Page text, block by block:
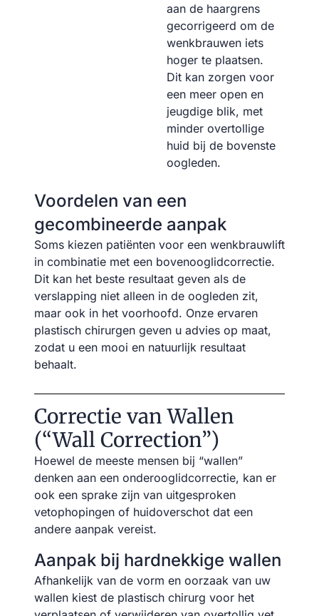
aan de haargrens
gecorrigeerd om de
wenkbrauwen iets
hoger te plaatsen.
Dit kan zorgen voor
een meer open en
jeugdige blik, met
minder overtollige
huid bij de bovenste
oogleden.
Voordelen van een
gecombineerde aanpak
Soms kiezen patiënten voor een wenkbrauwlift
in combinatie met een bovenooglidcorrectie.
Dit kan het beste resultaat geven als de
verslapping niet alleen in de oogleden zit,
maar ook in het voorhoofd. Onze ervaren
plastisch chirurgen geven u advies op maat,
zodat u een mooi en natuurlijk resultaat
behaalt.
Correctie van Wallen
(“Wall Correction”)
Hoewel de meeste mensen bij “wallen”
denken aan een onderooglidcorrectie, kan er
ook een sprake zijn van uitgesproken
vetophopingen of huidoverschot dat een
andere aanpak vereist.
Aanpak bij hardnekkige wallen
Afhankelijk van de vorm en oorzaak van uw
wallen kiest de plastisch chirurg voor het